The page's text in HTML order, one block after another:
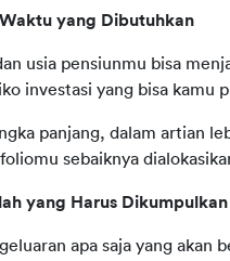
yang Dibutuhkan
usia pensiunmu bisa
investasi yang bisa kamu
panjang, dalam artian
sebaiknya
yang Harus Dikumpulkan
apa saja yang akan